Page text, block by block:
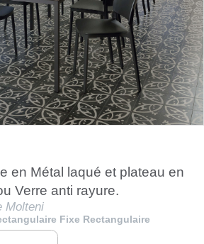
en Métal laqué et plateau en
Verre anti rayure.
Molteni
Fixe Rectangulaire